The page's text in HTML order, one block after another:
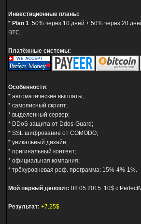
Инвестиционные планы:
* Plan 1: 50% через 10 дней + 50% через 20
BTC.
Платёжные системы:
Особенности:
* автоматические выплаты;
* самописный скрипт;
* выделенный сервер;
* DDoS защита от Ddos-Guard;
* SSL шифрование от COMODO;
* уникальный дизайн;
* оригинальный контент;
* официальная компания;
* трёхуровневая реф. программа: 15%-4%-1%.
Мой первый депозит: 08.05.2015: 10$ с
Результат: +7.25$